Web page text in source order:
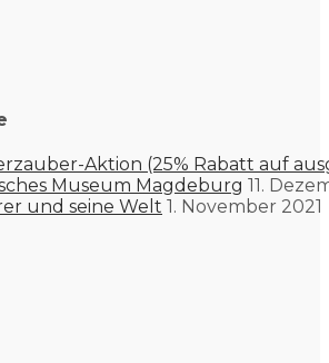
Aktion (25% Rabatt auf
Museum Magdeburg 11.
und seine Welt 1. November 2021